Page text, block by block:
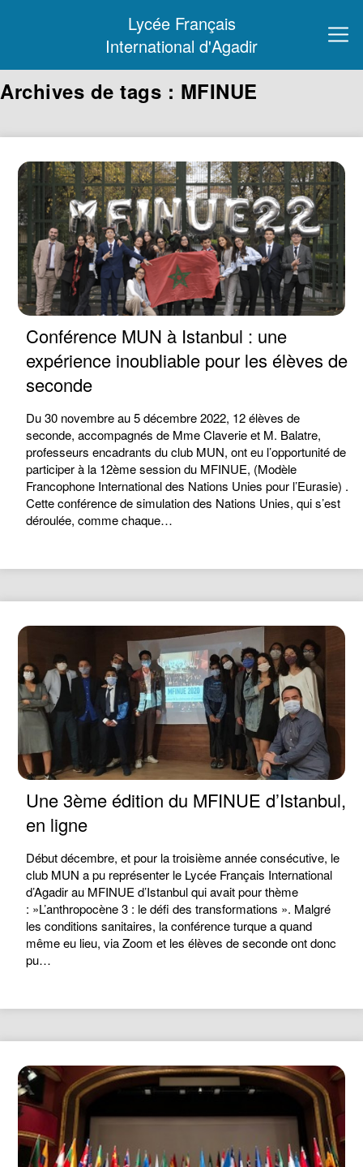
Lycée Français
International d'Agadir
Archives de tags : MFINUE
Conférence MUN à Istanbul : une
expérience inoubliable pour les élèves de
seconde
Du 30 novembre au 5 décembre 2022, 12 élèves de
seconde, accompagnés de Mme Claverie et M. Balatre,
professeurs encadrants du club MUN, ont eu l’opportunité de
participer à la 12ème session du MFINUE, (Modèle
Francophone International des Nations Unies pour l’Eurasie) .
Cette conférence de simulation des Nations Unies, qui s’est
déroulée, comme chaque…
Une 3ème édition du MFINUE d’Istanbul,
en ligne
Début décembre, et pour la troisième année consécutive, le
club MUN a pu représenter le Lycée Français International
d’Agadir au MFINUE d’Istanbul qui avait pour thème
: »L’anthropocène 3 : le défi des transformations ». Malgré
les conditions sanitaires, la conférence turque a quand
même eu lieu, via Zoom et les élèves de seconde ont donc
pu…